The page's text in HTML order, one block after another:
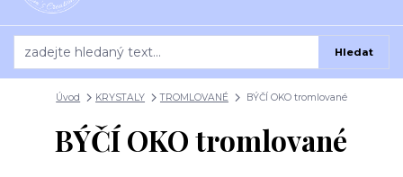
Hledat
Úvod KRYSTALY TROMLOVANÉ BÝČÍ OKO tromlované
BÝČÍ OKO tromlované